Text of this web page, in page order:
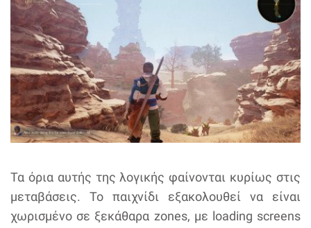
Τα όρια αυτής της λογικής φαίνονται κυρίως στις
μεταβάσεις. Το παιχνίδι εξακολουθεί να είναι
χωρισμένο σε ξεκάθαρα zones, με loading screens